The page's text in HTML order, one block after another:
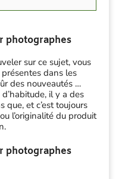
photographes
sur ce sujet, vous
dans les
des nouveautés …
il y a des
que, et c’est toujours
l’originalité du produit
photographes